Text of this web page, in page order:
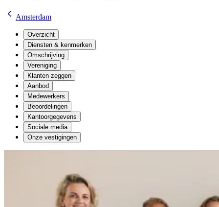
Amsterdam
Overzicht
Diensten & kenmerken
Omschrijving
Vereniging
Klanten zeggen
Aanbod
Medewerkers
Beoordelingen
Kantoorgegevens
Sociale media
Onze vestigingen